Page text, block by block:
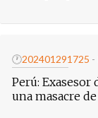
🕐202401291725 -
Perú:
una masacre